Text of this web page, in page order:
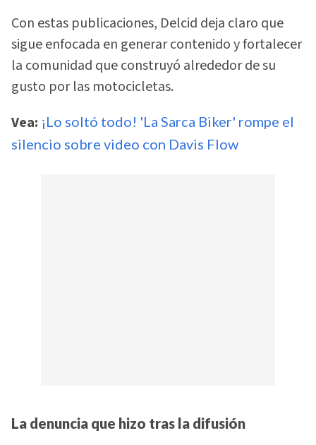
Con estas publicaciones, Delcid deja claro que
sigue enfocada en generar contenido y fortalecer
la comunidad que construyó alrededor de su
gusto por las motocicletas.
Vea: ¡Lo soltó todo! 'La Sarca Biker' rompe el
silencio sobre video con Davis Flow
La denuncia que hizo tras la difusión